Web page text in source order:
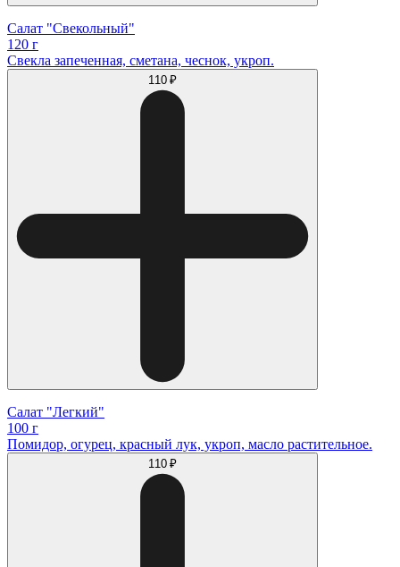
Салат "Свекольный"
120 г
Свекла запеченная, сметана, чеснок, укроп.
110 ₽
Салат "Легкий"
100 г
Помидор, огурец, красный лук, укроп, масло растительное.
110 ₽